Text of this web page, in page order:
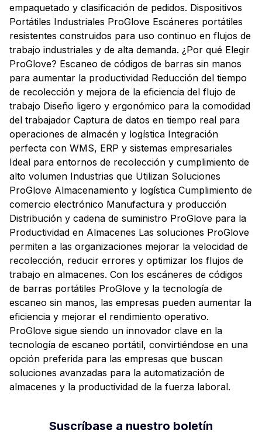
empaquetado y clasificación de pedidos. Dispositivos
Portátiles Industriales ProGlove Escáneres portátiles
resistentes construidos para uso continuo en flujos de
trabajo industriales y de alta demanda. ¿Por qué Elegir
ProGlove? Escaneo de códigos de barras sin manos
para aumentar la productividad Reducción del tiempo
de recolección y mejora de la eficiencia del flujo de
trabajo Diseño ligero y ergonómico para la comodidad
del trabajador Captura de datos en tiempo real para
operaciones de almacén y logística Integración
perfecta con WMS, ERP y sistemas empresariales
Ideal para entornos de recolección y cumplimiento de
alto volumen Industrias que Utilizan Soluciones
ProGlove Almacenamiento y logística Cumplimiento de
comercio electrónico Manufactura y producción
Distribución y cadena de suministro ProGlove para la
Productividad en Almacenes Las soluciones ProGlove
permiten a las organizaciones mejorar la velocidad de
recolección, reducir errores y optimizar los flujos de
trabajo en almacenes. Con los escáneres de códigos
de barras portátiles ProGlove y la tecnología de
escaneo sin manos, las empresas pueden aumentar la
eficiencia y mejorar el rendimiento operativo.
ProGlove sigue siendo un innovador clave en la
tecnología de escaneo portátil, convirtiéndose en una
opción preferida para las empresas que buscan
soluciones avanzadas para la automatización de
almacenes y la productividad de la fuerza laboral.
Suscríbase a nuestro boletín